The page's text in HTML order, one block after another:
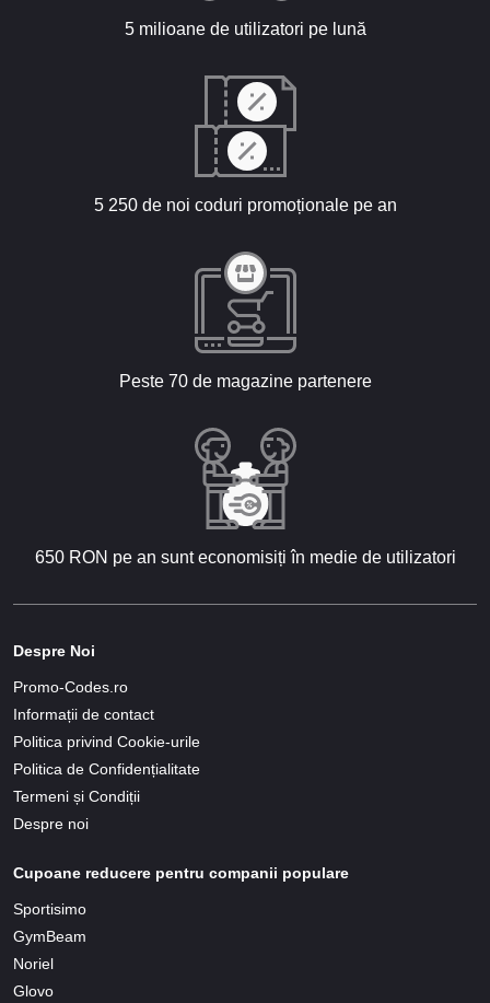
5 milioane de utilizatori pe lună
5 250 de noi coduri promoționale pe an
Peste 70 de magazine partenere
650 RON pe an sunt economisiți în medie de utilizatori
Despre Noi
Promo-Codes.ro
Informații de contact
Politica privind Cookie-urile
Politica de Confidențialitate
Termeni și Condiții
Despre noi
Cupoane reducere pentru companii populare
Sportisimo
GymBeam
Noriel
Glovo